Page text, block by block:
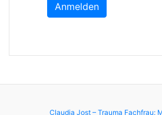
Anmelden
Claudia Jost – Trauma Fachfrau: